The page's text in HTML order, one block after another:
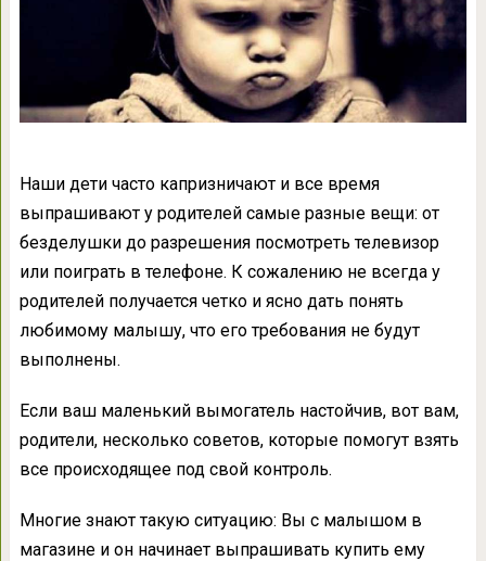
Наши дети часто капризничают и все время
выпрашивают у родителей самые разные вещи: от
безделушки до разрешения посмотреть телевизор
или поиграть в телефоне. К сожалению не всегда у
родителей получается четко и ясно дать понять
любимому малышу, что его требования не будут
выполнены.
Если ваш маленький вымогатель настойчив, вот вам,
родители, несколько советов, которые помогут взять
все происходящее под свой контроль.
Многие знают такую ситуацию: Вы с малышом в
магазине и он начинает выпрашивать купить ему